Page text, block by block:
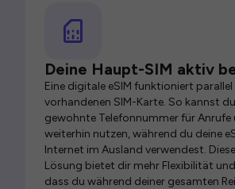
Deine Haupt-SIM aktiv
Eine digitale eSIM funktioniert parallel
vorhandenen SIM-Karte. So kannst
gewohnte Telefonnummer für Anrufe
weiterhin nutzen, während du deine
Internet im Ausland verwendest.
Lösung bietet dir mehr Flexibilität
dass du während deiner gesamten